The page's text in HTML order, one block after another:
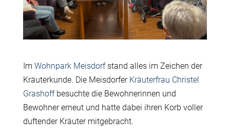
Im Wohnpark Meisdorfstand alles im Zeichen der
Kräuterkunde. Die MeisdorferKräuterfrau Christel
Grashoff besuchte die Bewohnerinnen und
Bewohner erneut und hatte dabei ihren Korb voller
duftender Kräuter mitgebracht.